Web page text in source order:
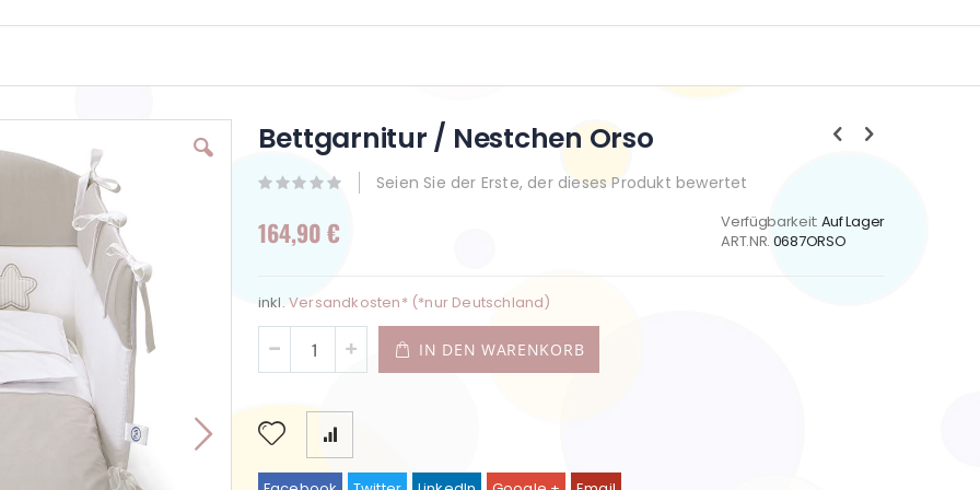
Bettgarnitur / Nestchen Orso
Seien Sie der Erste, der dieses Produkt bewertet
164,90 € Verfügbarkeit: Auf Lager
ART.NR. 0687ORSO
inkl. Versandkosten* (*nur Deutschland)
IN DEN WARENKORB